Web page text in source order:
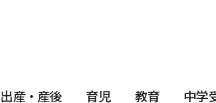
出産・産後 育児 教育 中学